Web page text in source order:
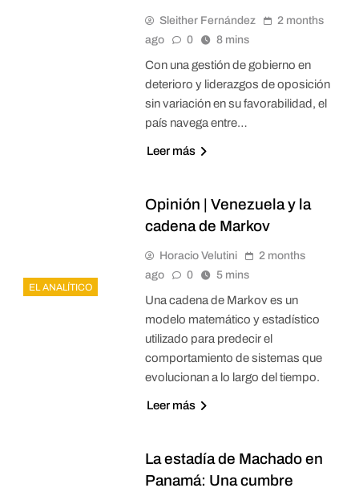
Sleither Fernández
2 months
ago
0 8 mins
Con una gestión de gobierno en
deterioro y liderazgos de oposición
sin variación en su favorabilidad, el
país navega entre…
Leer más
EL ANALÍTICO
Opinión | Venezuela y la
cadena de Markov
Horacio Velutini
2 months
ago
0 5 mins
Una cadena de Markov es un
modelo matemático y estadístico
utilizado para predecir el
comportamiento de sistemas que
evolucionan a lo largo del tiempo.
Leer más
La estadía de Machado en
Panamá: Una cumbre